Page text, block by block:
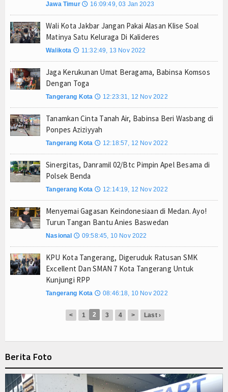
Dari Mangrove hingga Internet Publik, Program
Tanpa Kedip, PLN Jaga Keandalan Listrik Zikir
Jejak Narkoba di Majalengka Terkuak, Polisi
Mensos Gus Ipul Minta Pejabat Baru Fokus
Kinerja BNI Melesat, Transformasi Digital dan
Perkuat Tata Kelola Pemerintahan dan
Elim Tyu Samba Dampingi Ketua MPR RI Ziarah
Ateng Sutisna dan Viking Majalengka Gelar
Dari Mangrove hingga Internet Publik, Program
BMKG Prediksi Jakarta Cerah hingga Cerah
Tanpa Kedip, PLN Jaga Keandalan Listrik Zikir
Jejak Narkoba di Majalengka Terkuak, Polisi
Jawa Timur 🕔 16:09:49, 03 Jan 2023
Wali Kota Jakbar Jangan Pakai Alasan Klise Soal
Matinya Satu Keluraga Di Kalideres
Walikota 🕔 11:32:49, 13 Nov 2022
Jaga Kerukunan Umat Beragama, Babinsa Komsos
Dengan Toga
Tangerang Kota 🕔 12:23:31, 12 Nov 2022
Tanamkan Cinta Tanah Air, Babinsa Beri Wasbang di
Ponpes Aziziyyah
Tangerang Kota 🕔 12:18:57, 12 Nov 2022
Sinergitas, Danramil 02/Btc Pimpin Apel Besama di
Polsek Benda
Tangerang Kota 🕔 12:14:19, 12 Nov 2022
Menyemai Gagasan Keindonesiaan di Medan. Ayo!
Turun Tangan Bantu Anies Baswedan
Nasional 🕔 09:58:45, 10 Nov 2022
KPU Kota Tangerang, Digeruduk Ratusan SMK
Excellent Dan SMAN 7 Kota Tangerang Untuk
Kunjungi RPP
Tangerang Kota 🕔 08:46:18, 10 Nov 2022
< 1 2 3 4 > Last ›
Berita Foto